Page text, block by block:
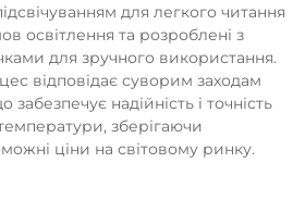
для легкого читання
освітлення та розроблені з
для зручного використання.
відповідає суворим заходам
забезпечує надійність і точність
зберігаючи
ціни на світовому ринку.